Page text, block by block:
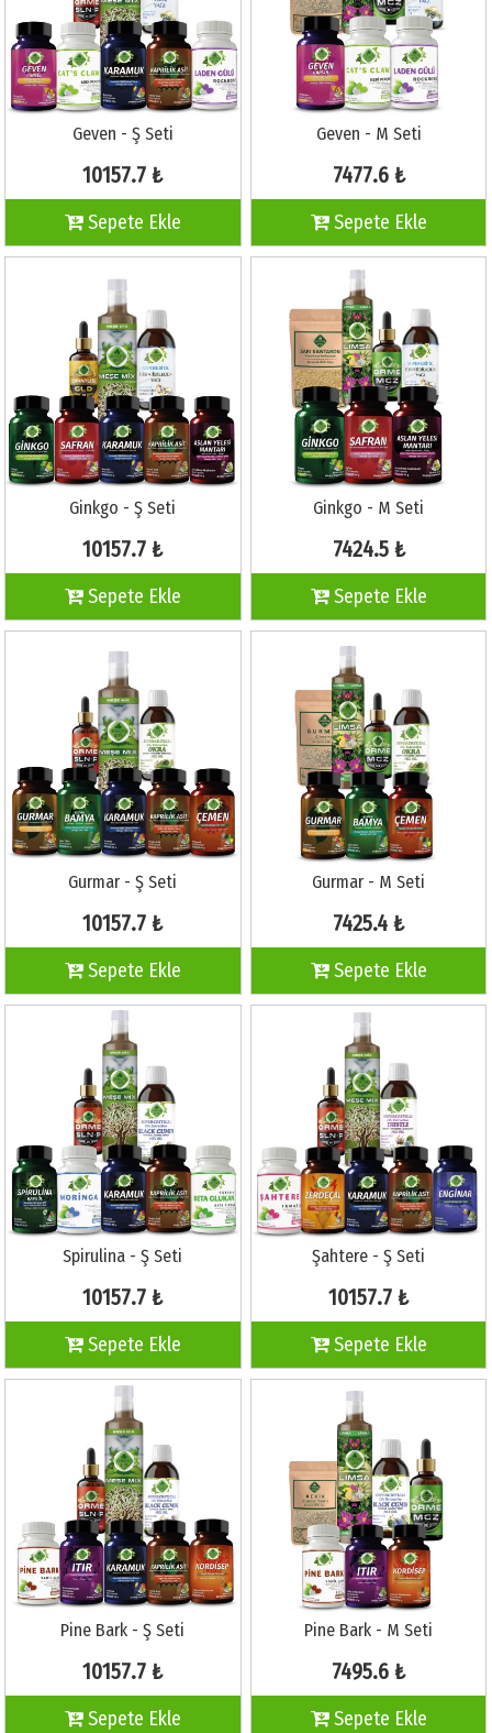
Geven - Ş Seti
10157.7 ₺
Sepete Ekle
Geven - M Seti
7477.6 ₺
Sepete Ekle
Ginkgo - Ş Seti
10157.7 ₺
Sepete Ekle
Ginkgo - M Seti
7424.5 ₺
Sepete Ekle
Gurmar - Ş Seti
10157.7 ₺
Sepete Ekle
Gurmar - M Seti
7425.4 ₺
Sepete Ekle
Spirulina - Ş Seti
10157.7 ₺
Sepete Ekle
Şahtere - Ş Seti
10157.7 ₺
Sepete Ekle
Pine Bark - Ş Seti
10157.7 ₺
Sepete Ekle
Pine Bark - M Seti
7495.6 ₺
Sepete Ekle